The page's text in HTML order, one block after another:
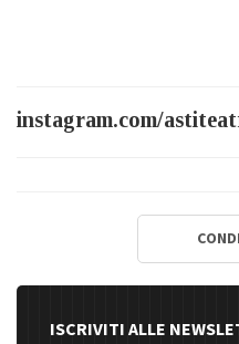
instagram.com/
ISCRIVITI ALLE